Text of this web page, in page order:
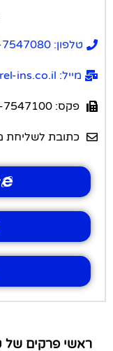
טלפון: 03-7547080
מייל: servicei@harel-ins.co.il
פקס: 03-7547100
כתובת לשליחת מכתבים:
ראשי פרקים של